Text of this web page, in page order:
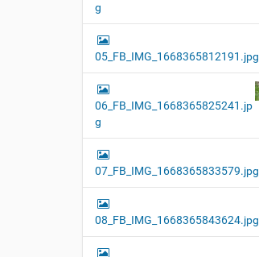
g
05_FB_IMG_1668365812191.jpg
06_FB_IMG_1668365825241.jp
g
07_FB_IMG_1668365833579.jpg
08_FB_IMG_1668365843624.jpg